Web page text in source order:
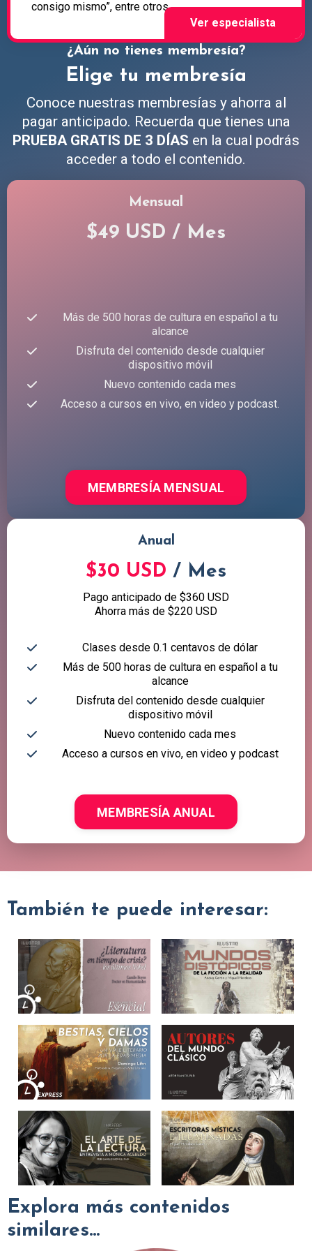
consigo mismo”, entre otros.
¿Aún no tienes membresía?
Elige tu membresía
Conoce nuestras membresías y ahorra al
pagar anticipado. Recuerda que tienes una
PRUEBA GRATIS DE 3 DÍAS en la cual podrás
acceder a todo el contenido.
Mensual
$49 USD / Mes
Más de 500 horas de cultura en español a tu
alcance
Disfruta del contenido desde cualquier
dispositivo móvil
Nuevo contenido cada mes
Acceso a cursos en vivo, en video y podcast.
MEMBRESÍA MENSUAL
Anual
$30 USD / Mes
Pago anticipado de $360 USD
Ahorra más de $220 USD
Clases desde 0.1 centavos de dólar
Más de 500 horas de cultura en español a tu
alcance
Disfruta del contenido desde cualquier
dispositivo móvil
Nuevo contenido cada mes
Acceso a cursos en vivo, en video y podcast
MEMBRESÍA ANUAL
También te puede interesar:
Explora más contenidos
similares...